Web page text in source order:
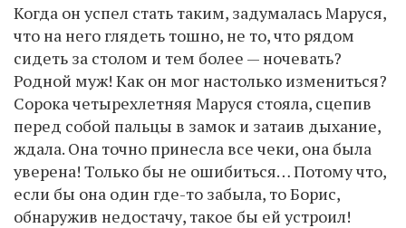
Когда он успел стать таким, задумалась Маруся,
что на него глядеть тошно, не то, что рядом
сидеть за столом и тем более — ночевать?
Родной муж! Как он мог настолько измениться?
Сорока четырехлетняя Маруся стояла, сцепив
перед собой пальцы в замок и затаив дыхание,
ждала. Она точно принесла все чеки, она была
уверена! Только бы не ошибиться… Потому что,
если бы она один где-то забыла, то Борис,
обнаружив недостачу, такое бы ей устроил!